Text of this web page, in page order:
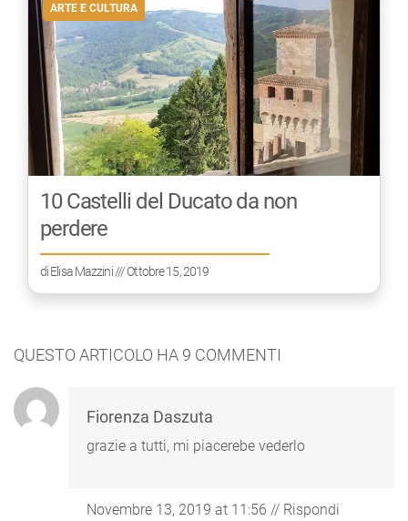
ARTE E CULTURA
10 Castelli del Ducato da non
perdere
diElisa Mazzini/// Ottobre 15, 2019
QUESTO ARTICOLO HA 9 COMMENTI
Fiorenza Daszuta
grazie a tutti, mi piacerebe vederlo
Novembre 13, 2019 at 11:56 // Rispondi